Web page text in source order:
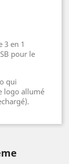
3 en 1
pour le
qui
logo allumé